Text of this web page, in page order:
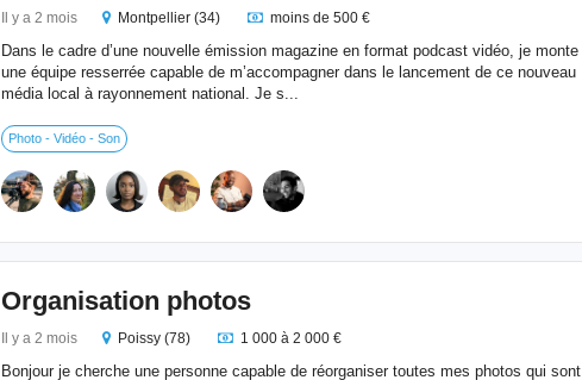
Il y a 2 mois Montpellier (34) moins de 500 €
Dans le cadre d’une nouvelle émission magazine en format podcast vidéo, je monte
une équipe resserrée capable de m’accompagner dans le lancement de ce nouveau
média local à rayonnement national. Je s...
Photo - Vidéo - Son
Organisation photos
Il y a 2 mois Poissy (78) 1 000 à 2 000 €
Bonjour je cherche une personne capable de réorganiser toutes mes photos qui sont